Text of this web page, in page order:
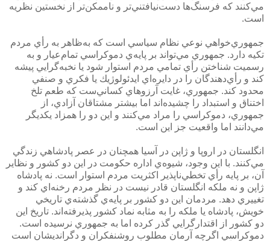
مي‌كنند كه فرسنگ‌ها دست‌نيافتني‌تر و ناممكن‌تر از نخستين نظريه
است.
جمهوري‌خواهي نوعي نظام سياسي است كه به‌ظاهر به رأي مردم
تكيه دارد. جمهوري مي‌تواند بر پايه‌ي دموكراسي تمام‌عيار و به
رسميت شناختن رأي تمامي مردم استوار شود يا نخبه‌گرايي پيشه
كند و رأي‌دهندگان را در دايره‌اي ايدئولوژيك يا فكري و صنفي
محدود كند. جمهوري، غايت آرزوهاي كساني‌ست كه طعم تلخ
اختناق و استبداد را چشيده‌اند اما بيشتر مشتاقان آزادي، از
جمهوري، دموكراسي را مراد مي‌كنند و اين دو را همزاد يكديگر
مي‌دانند اما واقعيت جز اين است.
انگلستان در اروپا و ژاپن در آسيا همچنان در عصر پادشاهي زندگي
مي‌كنند. با اين وجود، شيوه‌ي اداره حكومت در اين دو كشور و نظاير
آن، بر پايه رأي تخطي‌ناپذير اكثريت مردم استوار است. نه پادشاه
ژاپن و نه ملكه انگلستان قادر نيست در نظر مردم رخنه‌اي كند و
تغييري دهد. مردمان اين دو كشور بر پايه‌ي گذشته‌ي تاريخي
خويش، پادشاه يا ملكه را به مثابه نماد كشور پذيرفته‌اند. تاريخ اين
دو كشور از اقتدارگرايي گذر كرده اما به جمهوري نرسيده است.
دموكراسي اگرچه آرمان مطلوب روشنفكران و دگرانديشان است